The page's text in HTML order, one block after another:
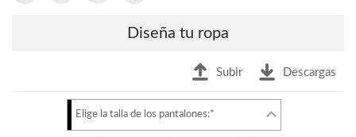
Diseña tu ropa
Subir Descargas
Elige la talla de los pantalones:*